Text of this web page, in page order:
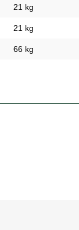
21 kg
21 kg
66 kg